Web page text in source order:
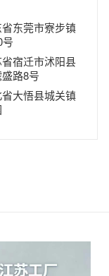
东莞市寮步镇
宿迁市沭阳县
路8号
大悟县城关镇